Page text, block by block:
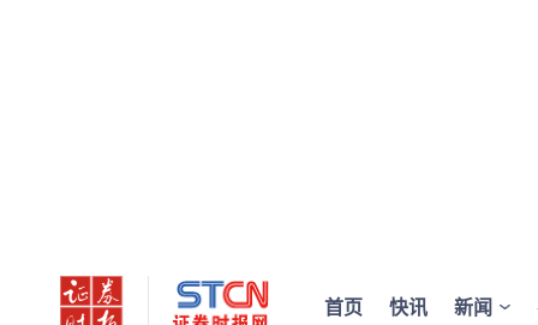
首页 快讯 新闻